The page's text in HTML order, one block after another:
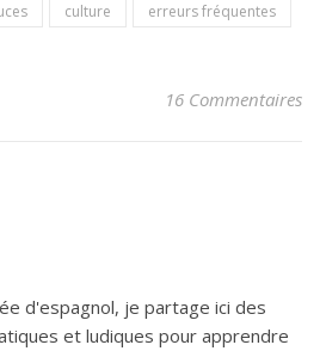
culture
erreurs fréquentes
16 Commentaires
d'espagnol, je partage ici des
et ludiques pour apprendre